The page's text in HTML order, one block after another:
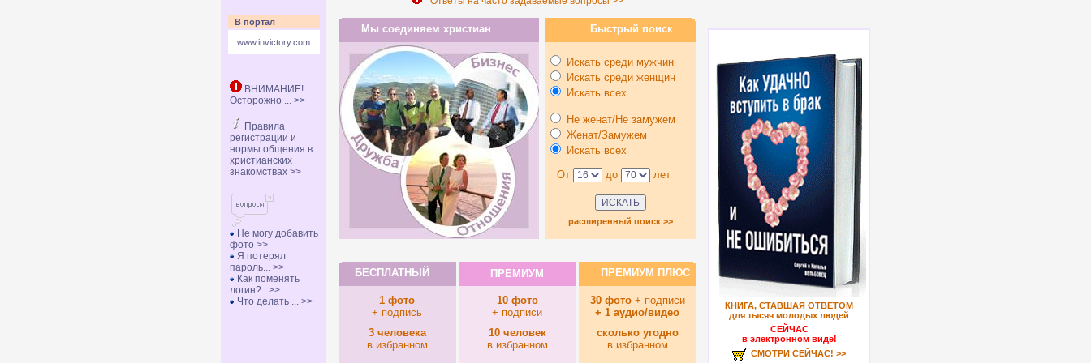
В портал
www.invictory.com
ВНИМАНИЕ!
Осторожно ... >>
Правила
регистрации и
нормы общения в
христианских
знакомствах >>
Не могу добавить
фото >>
Я потерял
пароль... >>
Как поменять
логин?.. >>
Что делать ... >>
Мы соединяем христиан Быстрый поиск
Искать среди мужчин
Искать среди женщин
Искать всех
Не женат/Не замужем
Женат/Замужем
Искать всех
От
до лет
расширенный поиск >>
БЕСПЛАТНЫЙ ПРЕМИУМ ПРЕМИУМ ПЛЮС
1 фото
+ подпись
3 человека
в избранном
10 фото
+ подписи
10 человек
в избранном
30 фото+ подписи
+ 1 аудио/видео
сколько угодно
в избранном
КНИГА, СТАВШАЯ ОТВЕТОМ
для тысяч молодых людей
СЕЙЧАС
в электронном виде!
СМОТРИ СЕЙЧАС! >>